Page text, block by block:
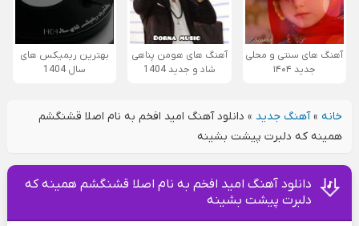
آهنگ های سنتی و محلی
جدید ۱۴۰۴
آهنگ های هومن پناهی
شاد و جدید 1404
بهترین ریمیکس های
سال 1404
خانه»آهنگ جدید » دانلود آهنگ امید افخم به نام اصلا قشنگشم
همینه که دلبرت پیشت بشینه
دانلود آهنگ امید افخم به نام اصلا قشنگشم همینه که
دلبرت پیشت بشینه